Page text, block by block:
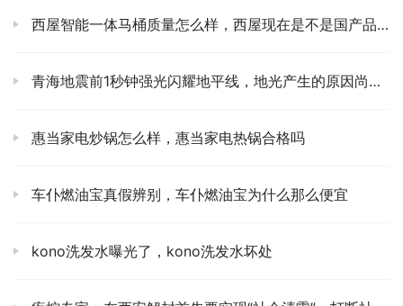
西屋智能一体马桶质量怎么样，西屋现在是不是国产品牌
青海地震前1秒钟强光闪耀地平线，地光产生的原因尚不清楚
惠当家电炒锅怎么样，惠当家电热锅合格吗
车仆燃油宝真假辨别，车仆燃油宝为什么那么便宜
kono洗发水曝光了，kono洗发水坏处